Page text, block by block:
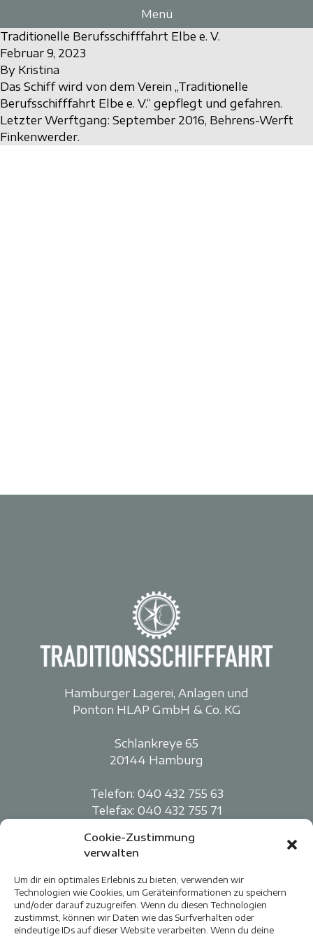
Cookie-Zustimmung
verwalten
Um dir ein optimales Erlebnis zu bieten, verwenden wir
Technologien wie Cookies, um Geräteinformationen zu speichern
und/oder darauf zuzugreifen. Wenn du diesen Technologien
zustimmst, können wir Daten wie das Surfverhalten oder
eindeutige IDs auf dieser Website verarbeiten. Wenn du deine
Menü
Traditionelle Berufsschifffahrt Elbe e. V.
Februar 9, 2023
By Kristina
Das Schiff wird von dem Verein „Traditionelle
Berufsschifffahrt Elbe e. V.“ gepflegt und gefahren.
Letzter Werftgang: September 2016, Behrens-Werft
Finkenwerder.
Hamburger Lagerei, Anlagen und
Ponton HLAP GmbH & Co. KG
Schlankreye 65
20144 Hamburg
Telefon: 040 432 755 63
Telefax: 040 432 755 71
Traditionelle Berufsschifffahrt
Schlankreye 65
20144 Hamburg